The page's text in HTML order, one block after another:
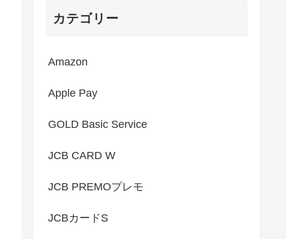
カテゴリー
Amazon
Apple Pay
GOLD Basic Service
JCB CARD W
JCB PREMOプレモ
JCBカードS